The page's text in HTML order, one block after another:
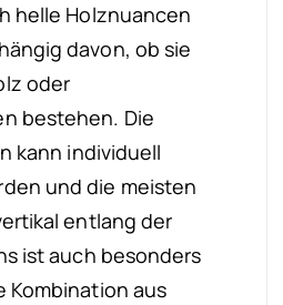
helle Holznuancen
davon, ob sie
oder
bestehen. Die
kann individuell
und die meisten
entlang der
ist auch besonders
Kombination aus